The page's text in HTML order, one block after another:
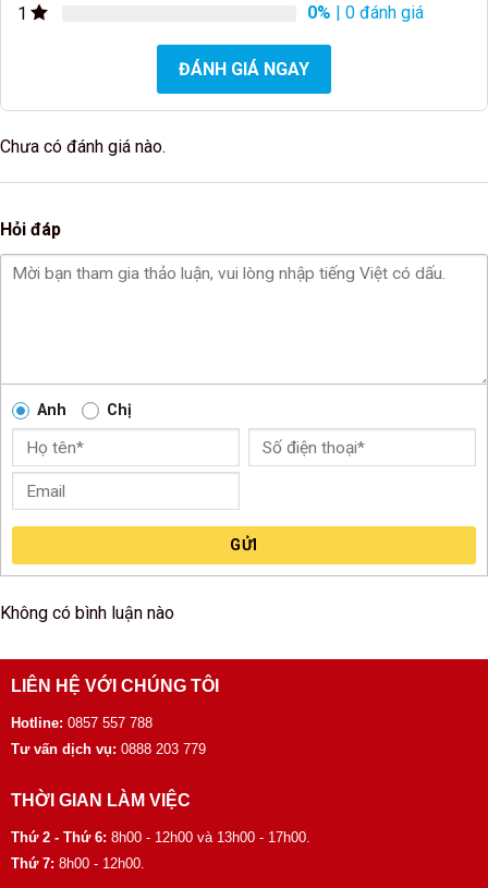
1
0% | 0 đánh giá
ĐÁNH GIÁ NGAY
Chưa có đánh giá nào.
Hỏi đáp
Anh Chị
GỬI
Không có bình luận nào
LIÊN HỆ VỚI CHÚNG TÔI
Hotline: 0857 557 788
Tư vấn dịch vụ: 0888 203 779
THỜI GIAN LÀM VIỆC
Thứ 2 - Thứ 6: 8h00 - 12h00 và 13h00 - 17h00.
Thứ 7: 8h00 - 12h00.